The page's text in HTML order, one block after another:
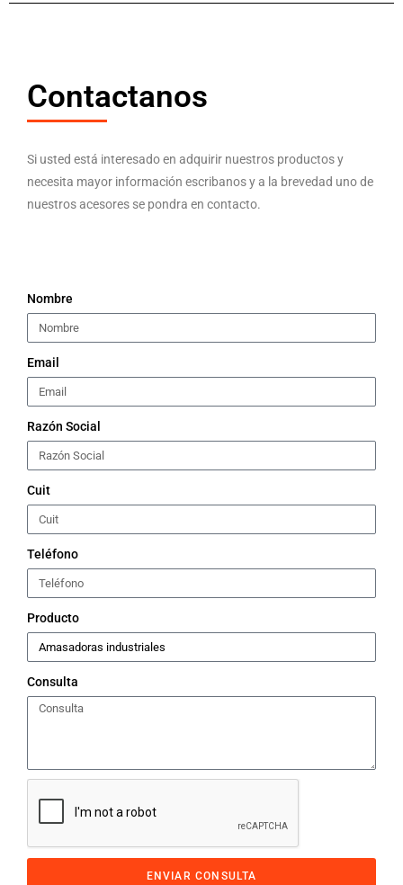
Contactanos
Si usted está interesado en adquirir nuestros productos y
necesita mayor información escribanos y a la brevedad uno de
nuestros acesores se pondra en contacto.
Nombre
Email
Razón Social
Cuit
Teléfono
Producto
Consulta
ENVIAR CONSULTA